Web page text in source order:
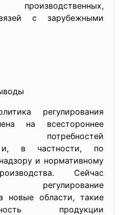
с зарубежными
регулирования
на всестороннее
потребностей
и, в частности, по
и нормативному
Сейчас
новые области, такие
продукции